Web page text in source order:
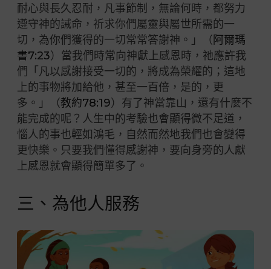
耐心與長久忍耐，凡事節制，無論何時，都努力
遵守神的誡命，祈求你們屬靈與屬世所需的一
切，為你們獲得的一切常常答謝神。」（ 阿爾瑪
書7:23）當我們時常向神獻上感恩時，祂應許我
們「凡以感謝接受一切的，將成為榮耀的；這地
上的事物將加給他，甚至一百倍，是的，更
多。」（教約78:19）有了神當靠山，還有什麼不
能完成的呢？人生中的考驗也會顯得微不足道，
惱人的事也輕如鴻毛，自然而然地我們也會變得
更快樂。只要我們懂得感謝神，要向身旁的人獻
上感恩就會顯得簡單多了。
三、為他人服務